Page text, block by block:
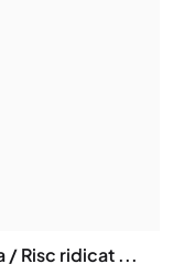
/ Risc ridicat ...